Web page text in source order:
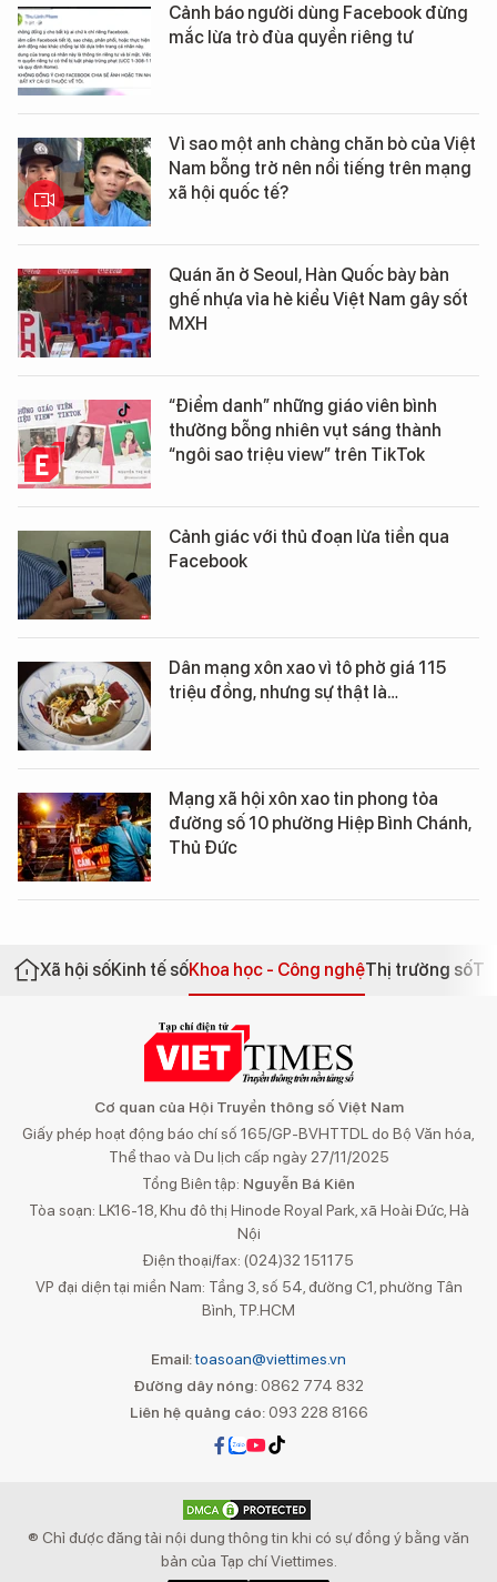
Cảnh báo người dùng Facebook đừng
mắc lừa trò đùa quyền riêng tư
Vì sao một anh chàng chăn bò của Việt
Nam bỗng trở nên nổi tiếng trên mạng
xã hội quốc tế?
Quán ăn ở Seoul, Hàn Quốc bày bàn
ghế nhựa vỉa hè kiểu Việt Nam gây sốt
MXH
“Điểm danh” những giáo viên bình
thường bỗng nhiên vụt sáng thành
“ngôi sao triệu view” trên TikTok
Cảnh giác với thủ đoạn lừa tiền qua
Facebook
Dân mạng xôn xao vì tô phở giá 115
triệu đồng, nhưng sự thật là…
Mạng xã hội xôn xao tin phong tỏa
đường số 10 phường Hiệp Bình Chánh,
Thủ Đức
Xã hội sốKinh tế sốKhoa học - Công nghệThị trường số
Cơ quan của Hội Truyền thông số Việt Nam
Giấy phép hoạt động báo chí số 165/GP-BVHTTDL do Bộ Văn hóa,
Thể thao và Du lịch cấp ngày 27/11/2025
Tổng Biên tập: Nguyễn Bá Kiên
Tòa soạn: LK16-18, Khu đô thị Hinode Royal Park, xã Hoài Đức, Hà
Nội
Điện thoại/fax: (024)32 151175
VP đại diện tại miền Nam: Tầng 3, số 54, đường C1, phường Tân
Bình, TP.HCM
Email:toasoan@viettimes.vn
Đường dây nóng: 0862 774 832
Liên hệ quảng cáo:093 228 8166
® Chỉ được đăng tải nội dung thông tin khi có sự đồng ý bằng văn
bản của Tạp chí Viettimes.